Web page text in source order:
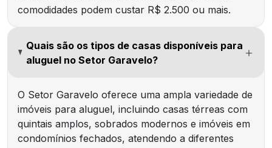
comodidades podem custar R$ 2.500 ou mais.
Quais são os tipos de casas disponíveis para
aluguel no Setor Garavelo?
O Setor Garavelo oferece uma ampla variedade de
imóveis para aluguel, incluindo casas térreas com
quintais amplos, sobrados modernos e imóveis em
condomínios fechados, atendendo a diferentes